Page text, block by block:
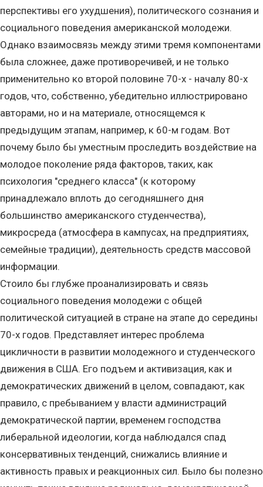
перспективы его ухудшения), политического сознания и
социального поведения американской молодежи.
Однако взаимосвязь между этими тремя компонентами
была сложнее, даже противоречивей, и не только
применительно ко второй половине 70-х - началу 80-х
годов, что, собственно, убедительно иллюстрировано
авторами, но и на материале, относящемся к
предыдущим этапам, например, к 60-м годам. Вот
почему было бы уместным проследить воздействие на
молодое поколение ряда факторов, таких, как
психология "среднего класса" (к которому
принадлежало вплоть до сегодняшнего дня
большинство американского студенчества),
микросреда (атмосфера в кампусах, на предприятиях,
семейные традиции), деятельность средств массовой
информации.
Стоило бы глубже проанализировать и связь
социального поведения молодежи с общей
политической ситуацией в стране на этапе до середины
70-х годов. Представляет интерес проблема
цикличности в развитии молодежного и студенческого
движения в США. Его подъем и активизация, как и
демократических движений в целом, совпадают, как
правило, с пребыванием у власти администраций
демократической партии, временем господства
либеральной идеологии, когда наблюдался спад
консервативных тенденций, снижались влияние и
активность правых и реакционных сил. Было бы полезно